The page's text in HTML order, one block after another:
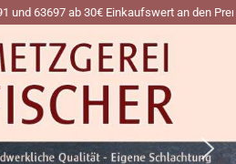
an den Premiumtagen Mittwoch,